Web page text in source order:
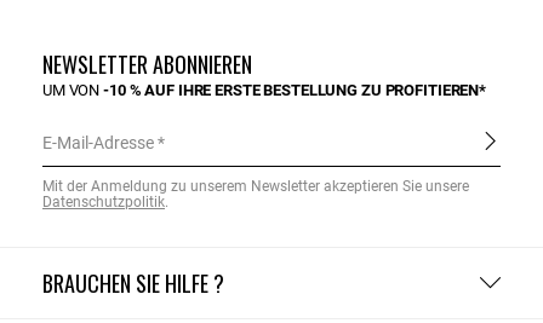
BRAUCHEN SIE HILFE ?
NEWSLETTER ABONNIEREN
UM VON-10 % AUF IHRE ERSTE BESTELLUNG ZU PROFITIEREN*
E-Mail-Adresse
Mit der Anmeldung zu unserem Newsletter akzeptieren Sie unsere
Datenschutzpolitik.